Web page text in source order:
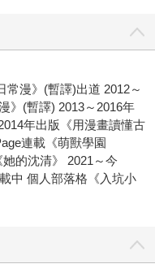
常漫》(暫譯)出道 2012～
》(暫譯) 2013～2016年
年出版《用漫畫讀懂古
連載《萌獸學園
的沈清》 2021～今
中 個人部落格《入坑小